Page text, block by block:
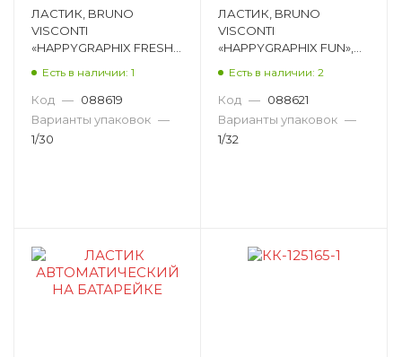
ЛАСТИК, BRUNO
VISCONTI
«HAPPYGRAPHIX FRESH»,
ПРЯМОУГОЛЬНЫЙ,
АССОРТИ, 60Х25Х1 42-
0009
Есть в наличии: 1
Код — 088619
Варианты упаковок —
1/30
ЛАСТИК, BRUNO
VISCONTI
«HAPPYGRAPHIX FUN»,
ПРЯМОУГОЛЬНЫЙ,
АССОРТИ, 65Х15Х15ММ
42-0011
Есть в наличии: 2
Код — 088621
Варианты упаковок —
1/32